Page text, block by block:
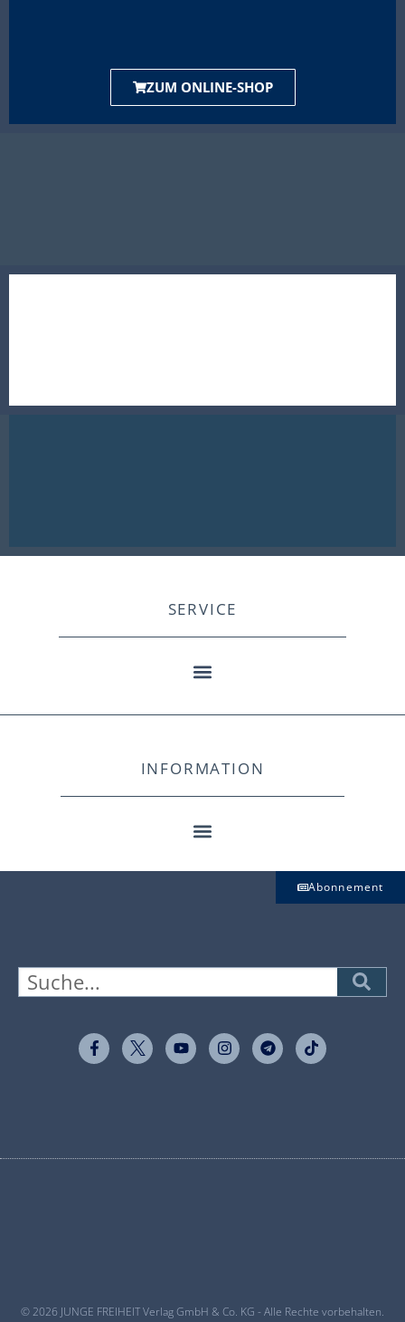
ZUM ONLINE-SHOP
SERVICE
INFORMATION
Abonnement
© 2026 JUNGE FREIHEIT Verlag GmbH & Co. KG - Alle Rechte vorbehalten.